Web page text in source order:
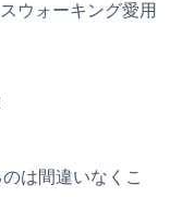
ウォーキング愛用
は間違いなくこ